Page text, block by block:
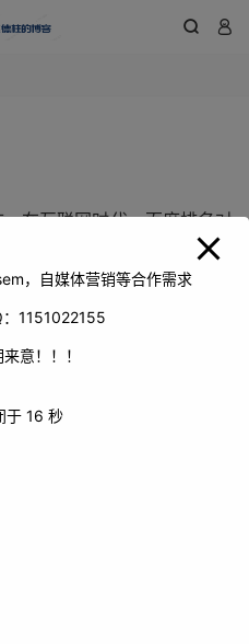
 
在互联网时代，百度排名对
游推广等方面都具有重要意
各种策略和手段来提升在百
城市的魅力和价值。
，自媒体营销等合作需求
1151022155
意！！！
于 16 秒